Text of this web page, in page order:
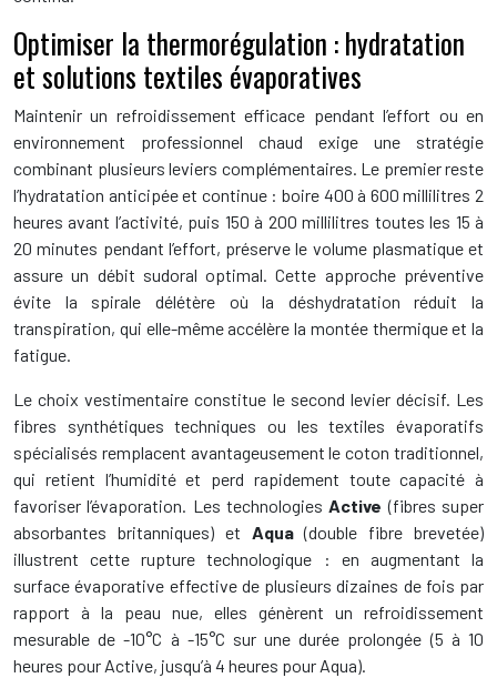
Optimiser la thermorégulation : hydratation
et solutions textiles évaporatives
Maintenir un refroidissement efficace pendant l’effort ou en
environnement professionnel chaud exige une stratégie
combinant plusieurs leviers complémentaires. Le premier reste
l’hydratation anticipée et continue : boire 400 à 600 millilitres 2
heures avant l’activité, puis 150 à 200 millilitres toutes les 15 à
20 minutes pendant l’effort, préserve le volume plasmatique et
assure un débit sudoral optimal. Cette approche préventive
évite la spirale délétère où la déshydratation réduit la
transpiration, qui elle-même accélère la montée thermique et la
fatigue.
Le choix vestimentaire constitue le second levier décisif. Les
fibres synthétiques techniques ou les textiles évaporatifs
spécialisés remplacent avantageusement le coton traditionnel,
qui retient l’humidité et perd rapidement toute capacité à
favoriser l’évaporation. Les technologiesActive (fibres super
absorbantes britanniques) et Aqua(double fibre brevetée)
illustrent cette rupture technologique : en augmentant la
surface évaporative effective de plusieurs dizaines de fois par
rapport à la peau nue, elles génèrent un refroidissement
mesurable de -10°C à -15°C sur une durée prolongée (5 à 10
heures pour Active, jusqu’à 4 heures pour Aqua).